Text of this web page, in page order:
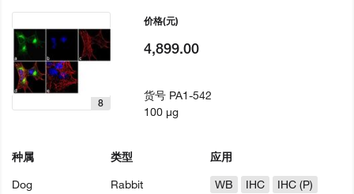
8
种属
Dog
类型
Rabbit
应用
WB
IHC
IHC (P)
价格(元)
4,899.00
货号 PA1-542
100 µg